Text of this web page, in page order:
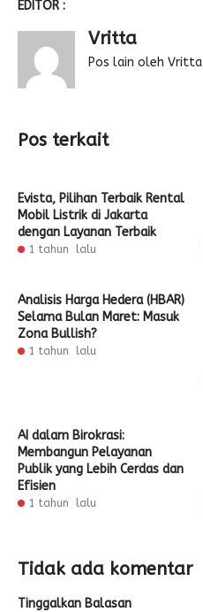
EDITOR :
Vritta
Pos lain oleh Vritta
Pos terkait
Evista, Pilihan Terbaik Rental
Mobil Listrik di Jakarta
dengan Layanan Terbaik
1 tahun lalu
Analisis Harga Hedera (HBAR)
Selama Bulan Maret: Masuk
Zona Bullish?
1 tahun lalu
AI dalam Birokrasi:
Membangun Pelayanan
Publik yang Lebih Cerdas dan
Efisien
1 tahun lalu
Tidak ada komentar
Tinggalkan Balasan